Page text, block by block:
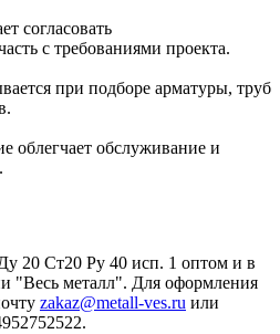
согласовать
с требованиями проекта.
при подборе арматуры, труб
облегчает обслуживание и
20 Ст20 Ру 40 исп. 1 оптом и в
"Весь металл". Для оформления
zakaz@metall-ves.ru или